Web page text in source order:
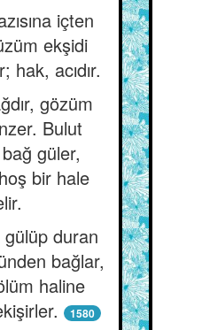
içten
ekşidi
hak, acıdır.
gözüm
Bulut
bağ güler,
bir hale
gülüp duran
bağlar,
haline
1580